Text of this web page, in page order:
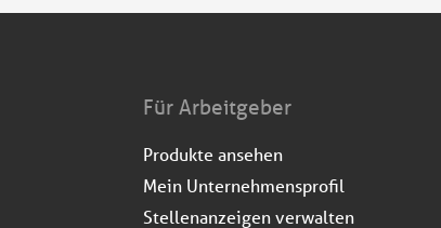
Für Arbeitgeber
Produkte ansehen
Mein Unternehmensprofil
Stellenanzeigen verwalten